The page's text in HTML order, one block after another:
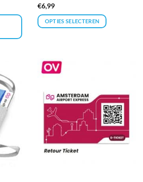
Gewaardeerd
5uit 5
€6,99
OPTIES SELECTEREN
heeft
meerdere
Deze
optie
kan
gekozen
worden
op